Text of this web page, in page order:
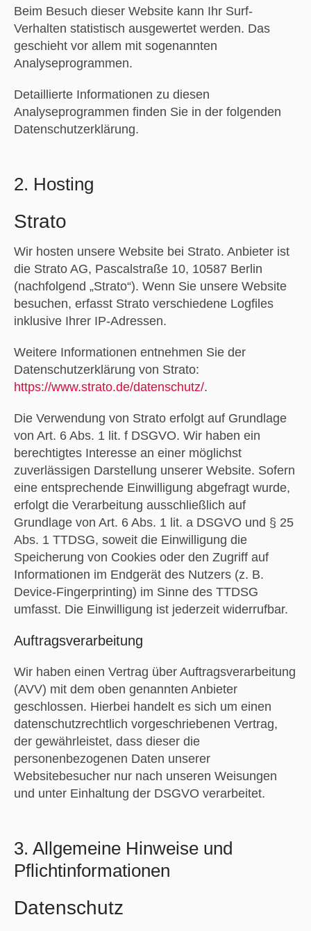
Beim Besuch dieser Website kann Ihr Surf-
Verhalten statistisch ausgewertet werden. Das
geschieht vor allem mit sogenannten
Analyseprogrammen.
Detaillierte Informationen zu diesen
Analyseprogrammen finden Sie in der folgenden
Datenschutzerklärung.
2. Hosting
Strato
Wir hosten unsere Website bei Strato. Anbieter ist
die Strato AG, Pascalstraße 10, 10587 Berlin
(nachfolgend „Strato“). Wenn Sie unsere Website
besuchen, erfasst Strato verschiedene Logfiles
inklusive Ihrer IP-Adressen.
Weitere Informationen entnehmen Sie der
Datenschutzerklärung von Strato:
https://www.strato.de/datenschutz/.
Die Verwendung von Strato erfolgt auf Grundlage
von Art. 6 Abs. 1 lit. f DSGVO. Wir haben ein
berechtigtes Interesse an einer möglichst
zuverlässigen Darstellung unserer Website. Sofern
eine entsprechende Einwilligung abgefragt wurde,
erfolgt die Verarbeitung ausschließlich auf
Grundlage von Art. 6 Abs. 1 lit. a DSGVO und § 25
Abs. 1 TTDSG, soweit die Einwilligung die
Speicherung von Cookies oder den Zugriff auf
Informationen im Endgerät des Nutzers (z. B.
Device-Fingerprinting) im Sinne des TTDSG
umfasst. Die Einwilligung ist jederzeit widerrufbar.
Auftragsverarbeitung
Wir haben einen Vertrag über Auftragsverarbeitung
(AVV) mit dem oben genannten Anbieter
geschlossen. Hierbei handelt es sich um einen
datenschutzrechtlich vorgeschriebenen Vertrag,
der gewährleistet, dass dieser die
personenbezogenen Daten unserer
Websitebesucher nur nach unseren Weisungen
und unter Einhaltung der DSGVO verarbeitet.
3. Allgemeine Hinweise und
Pflichtinformationen
Datenschutz